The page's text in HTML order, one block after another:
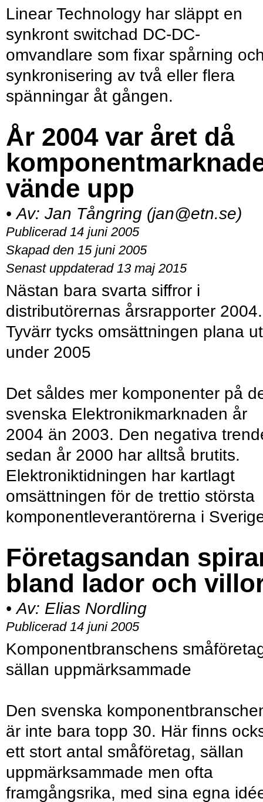
Linear Technology har släppt en
synkront switchad DC-DC-
omvandlare som fixar spårning
synkronisering av två eller flera
spänningar åt gången.
År 2004 var året då
vände upp
• Av: Jan Tångring (jan@etn.se)
Publicerad 14 juni 2005
Skapad den 15 juni 2005
Senast uppdaterad 13 maj 2015
Nästan bara svarta siffror i
distributörernas årsrapporter 2004.
Tyvärr tycks omsättningen plana ut
under 2005
Det såldes mer komponenter på
svenska Elektronikmarknaden år
2004 än 2003. Den negativa
sedan år 2000 har alltså brutits.
Elektroniktidningen har kartlagt
omsättningen för de trettio största
komponentleverantörerna i
Företagsandan
bland lador och
• Av: Elias Nordling
Publicerad 14 juni 2005
Komponentbranschens
sällan uppmärksammade
Den svenska
är inte bara topp 30. Här finns
ett stort antal småföretag, sällan
uppmärksammade men ofta
framgångsrika, med sina egna